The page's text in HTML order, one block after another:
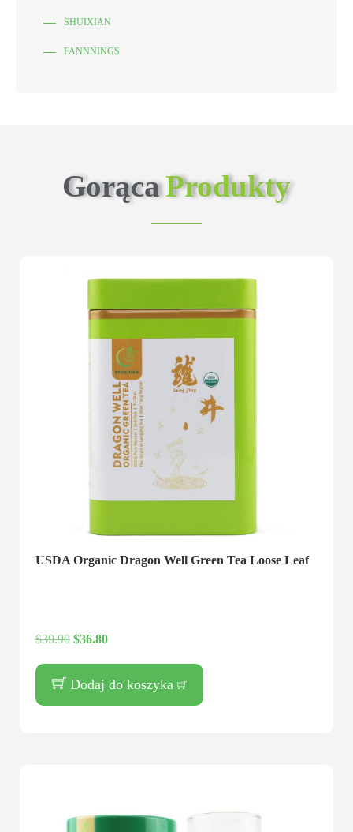
SHUIXIAN
FANNNINGS
GorącaProdukty
USDA Organic Dragon Well Green Tea Loose Leaf
$39.90 $36.80
Dodaj do koszyka